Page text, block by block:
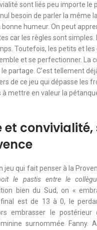
sont liés peu importe le
besoin de parler la même
humeur. On peut
car les règles sont simples.
Toutefois, les petits et les
et se perfectionner. La
partage. C’est tellement
de ce jeu qui dépasse les
à mettre en valeur la
et
jeu qui fait penser à la
le pastis entre le
bien du Sud, on «
est de 13 à 0, le
embrasser le postérieur
surnommée Fanny.